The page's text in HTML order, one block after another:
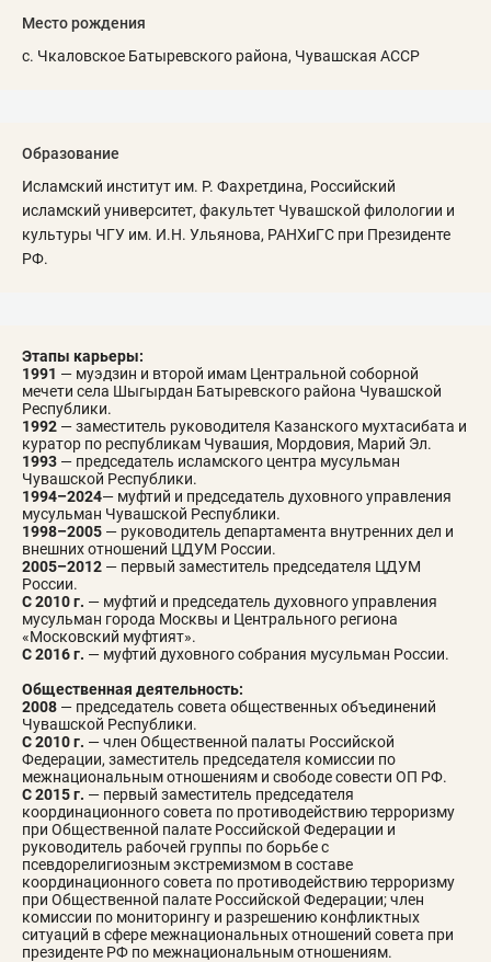
Место рождения
с. Чкаловское Батыревского района, Чувашская АССР
Образование
Исламский институт им. Р. Фахретдина, Российский
исламский университет, факультет Чувашской филологии и
культуры ЧГУ им. И.Н. Ульянова, РАНХиГС при Президенте
РФ.
Этапы карьеры:
1991 — муэдзин и второй имам Центральной соборной
мечети села Шыгырдан Батыревского района Чувашской
Республики.
1992 — заместитель руководителя Казанского мухтасибата и
куратор по республикам Чувашия, Мордовия, Марий Эл.
1993 — председатель исламского центра мусульман
Чувашской Республики.
1994–2024— муфтий и председатель духовного управления
мусульман Чувашской Республики.
1998–2005 — руководитель департамента внутренних дел и
внешних отношений ЦДУМ России.
2005–2012 — первый заместитель председателя ЦДУМ
России.
С 2010 г. — муфтий и председатель духовного управления
мусульман города Москвы и Центрального региона
«Московский муфтият».
С 2016г. — муфтий духовного собрания мусульман России.
Общественная деятельность:
2008 — председатель совета общественных объединений
Чувашской Республики.
С 2010 г. — член Общественной палаты Российской
Федерации, заместитель председателя комиссии по
межнациональным отношениям и свободе совести ОП РФ.
C 2015 г. — первый заместитель председателя
координационного совета по противодействию терроризму
при Общественной палате Российской Федерации и
руководитель рабочей группы по борьбе с
псевдорелигиозным экстремизмом в составе
координационного совета по противодействию терроризму
при Общественной палате Российской Федерации; член
комиссии по мониторингу и разрешению конфликтных
ситуаций в сфере межнациональных отношений совета при
президенте РФ по межнациональным отношениям.